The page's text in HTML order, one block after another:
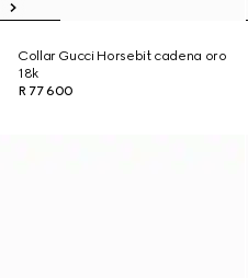
Collar Gucci Horsebit cadena oro
18k
R 77 600